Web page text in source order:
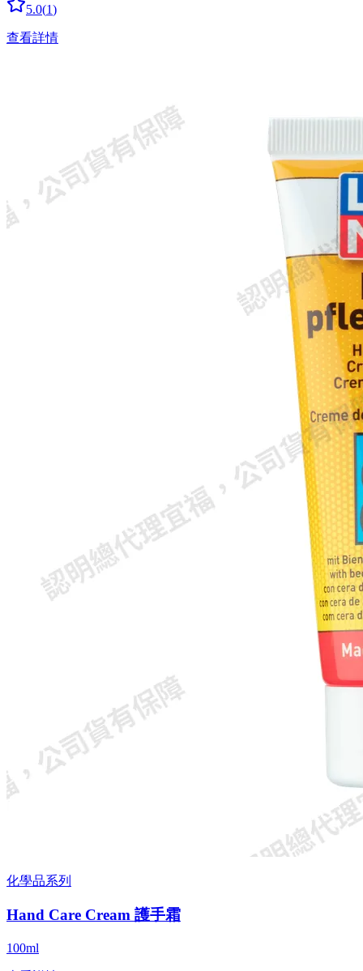
5.0(1)
查看詳情
化學品系列
Hand Care Cream 護手霜
100ml